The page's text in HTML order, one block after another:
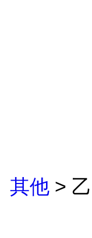
其他 > 乙